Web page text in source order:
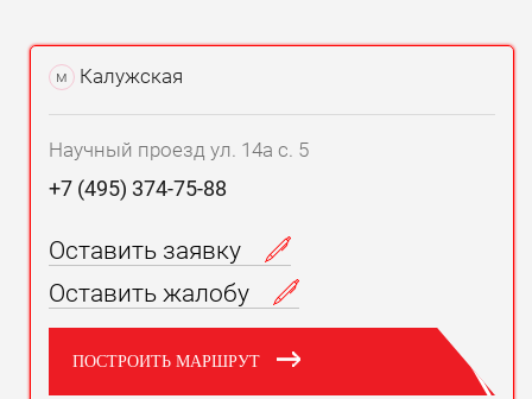
м Калужская
Научный проезд ул. 14а с. 5
+7 (495) 374-75-88
Оставить заявку
Оставить жалобу
ПОСТРОИТЬ МАРШРУТ